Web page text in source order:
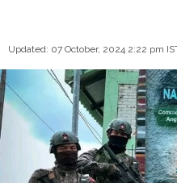
Ghar
Wapsi
Politics
Updated: 07 October, 2024 2:22 pm